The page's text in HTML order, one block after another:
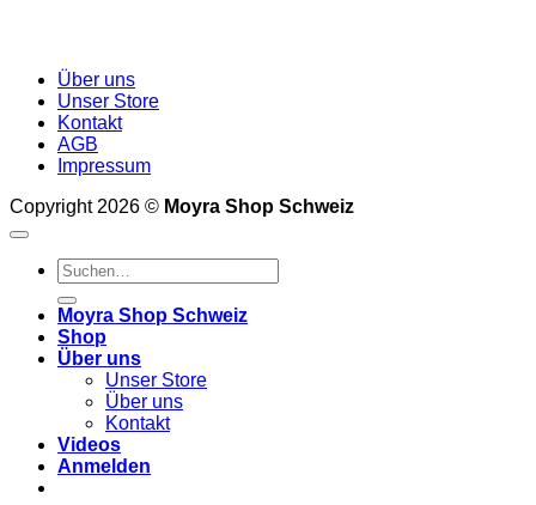
Über uns
Unser Store
Kontakt
AGB
Impressum
Copyright 2026 © Moyra Shop Schweiz
Suchen
nach:
Moyra Shop Schweiz
Shop
Über uns
Unser Store
Über uns
Kontakt
Videos
Anmelden